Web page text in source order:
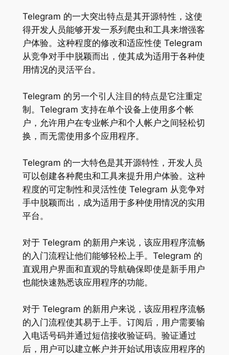
Telegram 的一大突出特点是其开源特性，这使
得开发人员能够开发一系列爬虫和工具来增强客
户体验。这种程度的修改和适应性使 Telegram
从竞争对手中脱颖而出，使其成为适用于各种使
用情况的灵活平台。
Telegram 的另一个引人注目的特点是它注重定
制。Telegram 支持在单个设备上使用多个帐
户，允许用户在专业帐户和个人帐户之间轻松切
换，而无需使用多个应用程序。
Telegram 的一大特色是其开源特性，开发人员
可以创建各种爬虫和工具来提升用户体验。这种
程度的可定制性和灵活性使 Telegram 从竞争对
手中脱颖而出，成为适用于多种使用情况的实用
平台。
对于 Telegram 的新用户来说，该应用程序流畅
的入门流程让他们能够轻松上手。Telegram 的
直观用户界面和直观的导航确保即使是新手用户
也能快速熟悉该应用程序的功能。
对于 Telegram 的新用户来说，该应用程序流畅
的入门流程使其易于上手。订阅后，用户需要输
入电话号码并通过短信接收验证码。验证通过
后，用户可以建立帐户并开始试用该应用程序的